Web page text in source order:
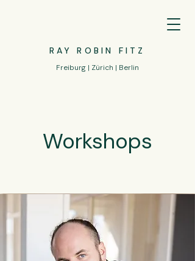
RAY ROBIN FITZ
Freiburg | Zürich | Berlin
Workshops